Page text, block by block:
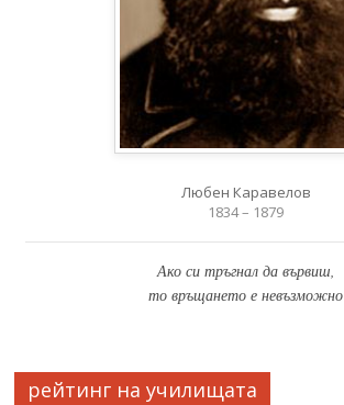
Любен Каравелов
1834 – 1879
Ако си тръгнал да вървиш,
то връщането е невъзможно
рейтинг на училищата